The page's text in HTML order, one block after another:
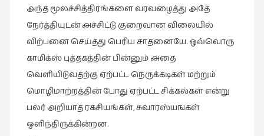
அந்தமூலச்சித்திரங்களை வரவழைத்து அதே
நேர்த்தியுடன் அச்சிட்டு குறைவான விலையில்
விற்பனை செய்தது பெரிய சாதனையே. ஒவ்வொரு
காமிக்ஸ் புத்தகத்தின் பின்னும் அதை
வெளியிடுவதற்கு ஏற்பட்ட நெருக்கடிகள் மற்றும்
மொழிமாற்றத்தின் போது ஏற்பட்ட சிக்கல்கள் என்று
பலர் அறியாத ரகசியங்கள், சுவாரஸ்யஙகள்
ஒளிந்திருக்கின்றன.